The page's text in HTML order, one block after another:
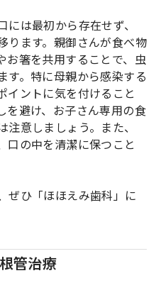
は最初から存在せず、
ります。親御さんが食べ物
お箸を共用することで、虫
す。特に母親から感染する
イントに気を付けること
を避け、お子さん専用の食
意しましょう。また、
口の中を清潔に保つこと
ぜひ「ほほえみ歯科」に
管治療